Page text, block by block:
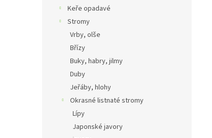
Keře opadavé
Stromy
Vrby, olše
Břízy
Buky, habry, jilmy
Duby
Jeřáby, hlohy
Okrasné listnaté stromy
Lípy
Japonské javory